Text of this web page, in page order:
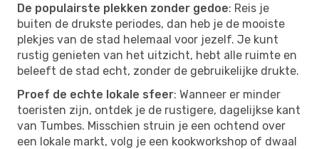
De populairste plekken zonder gedoe: Reis je
buiten de drukste periodes, dan heb je de mooiste
plekjes van de stad helemaal voor jezelf. Je kunt
rustig genieten van het uitzicht, hebt alle ruimte en
beleeft de stad echt, zonder de gebruikelijke drukte.
Proef de echte lokale sfeer: Wanneer er minder
toeristen zijn, ontdek je de rustigere, dagelijkse kant
van Tumbes. Misschien struin je een ochtend over
een lokale markt, volg je een kookworkshop of dwaal